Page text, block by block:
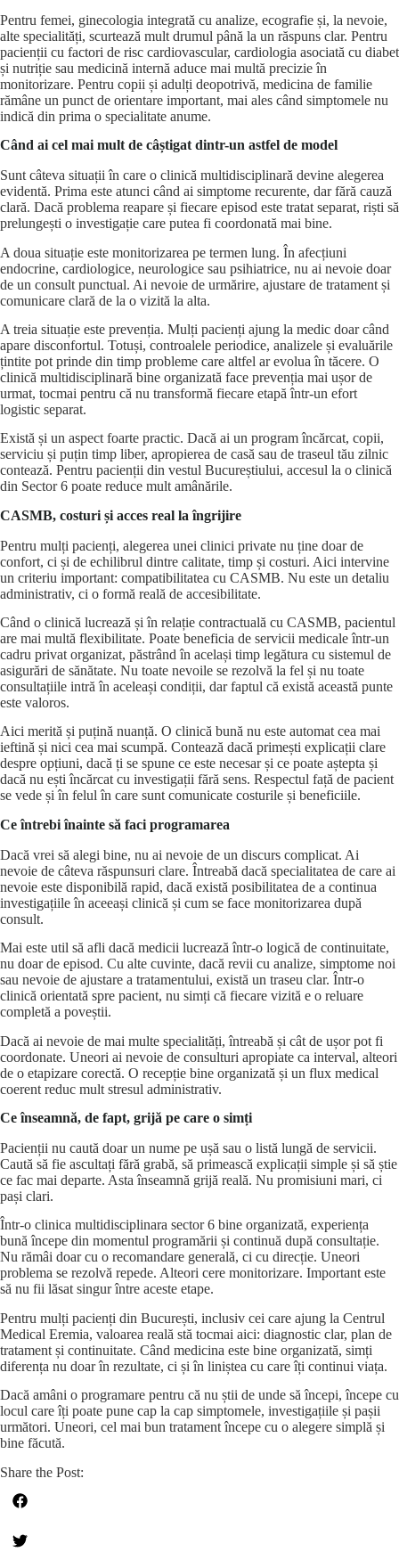
Pentru femei, ginecologia integrată cu analize, ecografie și, la nevoie,
alte specialități, scurtează mult drumul până la un răspuns clar. Pentru
pacienții cu factori de risc cardiovascular, cardiologia asociată cu diabet
și nutriție sau medicină internă aduce mai multă precizie în
monitorizare. Pentru copii și adulți deopotrivă, medicina de familie
rămâne un punct de orientare important, mai ales când simptomele nu
indică din prima o specialitate anume.
Când ai cel mai mult de câștigat dintr-un astfel de model
Sunt câteva situații în care o clinică multidisciplinară devine alegerea
evidentă. Prima este atunci când ai simptome recurente, dar fără cauză
clară. Dacă problema reapare și fiecare episod este tratat separat, riști să
prelungești o investigație care putea fi coordonată mai bine.
A doua situație este monitorizarea pe termen lung. În afecțiuni
endocrine, cardiologice, neurologice sau psihiatrice, nu ai nevoie doar
de un consult punctual. Ai nevoie de urmărire, ajustare de tratament și
comunicare clară de la o vizită la alta.
A treia situație este prevenția. Mulți pacienți ajung la medic doar când
apare disconfortul. Totuși, controalele periodice, analizele și evaluările
țintite pot prinde din timp probleme care altfel ar evolua în tăcere. O
clinică multidisciplinară bine organizată face prevenția mai ușor de
urmat, tocmai pentru că nu transformă fiecare etapă într-un efort
logistic separat.
Există și un aspect foarte practic. Dacă ai un program încărcat, copii,
serviciu și puțin timp liber, apropierea de casă sau de traseul tău zilnic
contează. Pentru pacienții din vestul Bucureștiului, accesul la o clinică
din Sector 6 poate reduce mult amânările.
CASMB, costuri și acces real la îngrijire
Pentru mulți pacienți, alegerea unei clinici private nu ține doar de
confort, ci și de echilibrul dintre calitate, timp și costuri. Aici intervine
un criteriu important: compatibilitatea cu CASMB. Nu este un detaliu
administrativ, ci o formă reală de accesibilitate.
Când o clinică lucrează și în relație contractuală cu CASMB, pacientul
are mai multă flexibilitate. Poate beneficia de servicii medicale într-un
cadru privat organizat, păstrând în același timp legătura cu sistemul de
asigurări de sănătate. Nu toate nevoile se rezolvă la fel și nu toate
consultațiile intră în aceleași condiții, dar faptul că există această punte
este valoros.
Aici merită și puțină nuanță. O clinică bună nu este automat cea mai
ieftină și nici cea mai scumpă. Contează dacă primești explicații clare
despre opțiuni, dacă ți se spune ce este necesar și ce poate aștepta și
dacă nu ești încărcat cu investigații fără sens. Respectul față de pacient
se vede și în felul în care sunt comunicate costurile și beneficiile.
Ce întrebi înainte să faci programarea
Dacă vrei să alegi bine, nu ai nevoie de un discurs complicat. Ai
nevoie de câteva răspunsuri clare. Întreabă dacă specialitatea de care ai
nevoie este disponibilă rapid, dacă există posibilitatea de a continua
investigațiile în aceeași clinică și cum se face monitorizarea după
consult.
Mai este util să afli dacă medicii lucrează într-o logică de continuitate,
nu doar de episod. Cu alte cuvinte, dacă revii cu analize, simptome noi
sau nevoie de ajustare a tratamentului, există un traseu clar. Într-o
clinică orientată spre pacient, nu simți că fiecare vizită e o reluare
completă a poveștii.
Dacă ai nevoie de mai multe specialități, întreabă și cât de ușor pot fi
coordonate. Uneori ai nevoie de consulturi apropiate ca interval, alteori
de o etapizare corectă. O recepție bine organizată și un flux medical
coerent reduc mult stresul administrativ.
Ce înseamnă, de fapt, grijă pe care o simți
Pacienții nu caută doar un nume pe ușă sau o listă lungă de servicii.
Caută să fie ascultați fără grabă, să primească explicații simple și să știe
ce fac mai departe. Asta înseamnă grijă reală. Nu promisiuni mari, ci
pași clari.
Într-o clinica multidisciplinara sector 6 bine organizată, experiența
bună începe din momentul programării și continuă după consultație.
Nu rămâi doar cu o recomandare generală, ci cu direcție. Uneori
problema se rezolvă repede. Alteori cere monitorizare. Important este
să nu fii lăsat singur între aceste etape.
Pentru mulți pacienți din București, inclusiv cei care ajung la Centrul
Medical Eremia, valoarea reală stă tocmai aici: diagnostic clar, plan de
tratament și continuitate. Când medicina este bine organizată, simți
diferența nu doar în rezultate, ci și în liniștea cu care îți continui viața.
Dacă amâni o programare pentru că nu știi de unde să începi, începe cu
locul care îți poate pune cap la cap simptomele, investigațiile și pașii
următori. Uneori, cel mai bun tratament începe cu o alegere simplă și
bine făcută.
Share the Post: